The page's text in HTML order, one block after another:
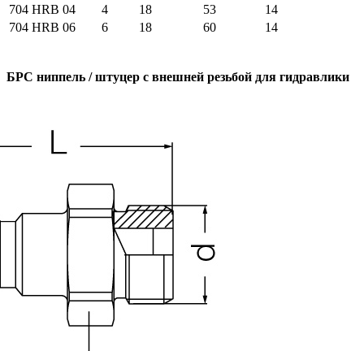
704 HRB 04
4 18 53
14
704 HRB 06
6 18 60 14
БРС ниппель / штуцер с внешней резьбой для гидравлики